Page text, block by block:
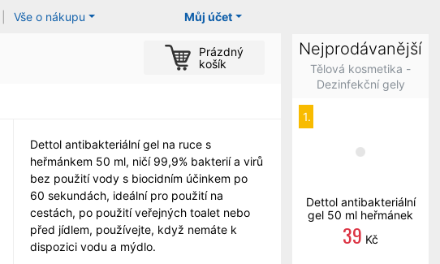
Můj účet
Vše o nákupu
Prázdný
košík
Dettol antibakteriální gel na ruce s
heřmánkem 50 ml, ničí 99,9% bakterií a virů
bez použití vody s biocidním účinkem po
60 sekundách, ideální pro použití na
cestách, po použití veřejných toalet nebo
před jídlem, používejte, když nemáte k
dispozici vodu a mýdlo.
Nejprodávanější
Tělová kosmetika -
Dezinfekční gely
1.
Dettol antibakteriální
gel 50 ml heřmánek
39 Kč